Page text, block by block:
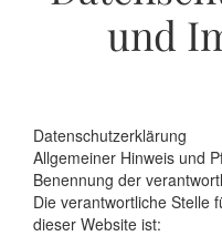
und
Datenschutzerklärung
Allgemeiner Hinweis und
Benennung der
Die verantwortliche Stelle
dieser Website ist: